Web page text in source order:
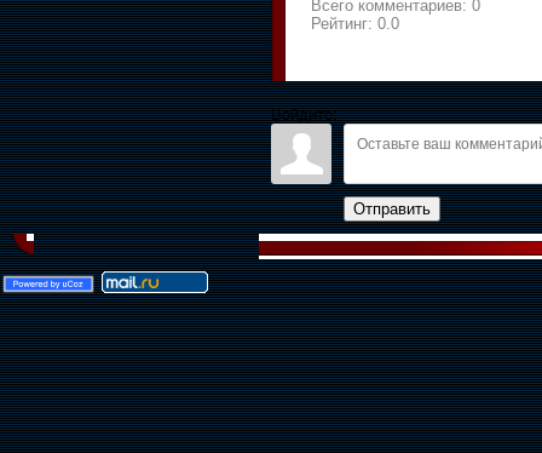
Всего комментариев: 0
Рейтинг: 0.0
Войдите:
Отправить